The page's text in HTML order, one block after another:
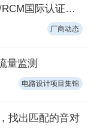
国际认证，
厂商动态
量监测
电路设计项目集锦
找出匹配的音对